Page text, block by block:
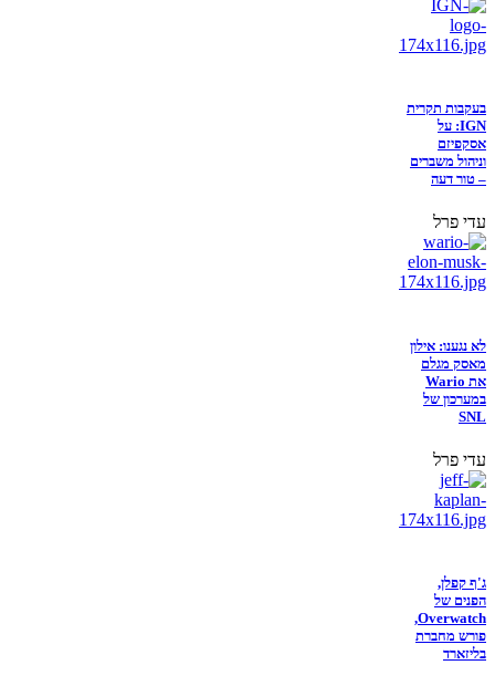
בעקבות תקרית
IGN: על
אסקפיזם
וניהול משברים
– טור דעה
עדי פרל
לא נגענו: אילון
מאסק מגלם
את Wario
במערכון של
SNL
עדי פרל
ג'ף קפלן,
הפנים של
Overwatch,
פורש מחברת
בליזארד